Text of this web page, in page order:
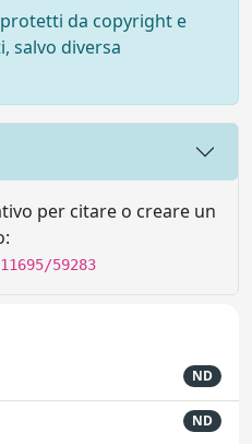
da copyright e
salvo diversa
per citare o creare un
59283
ND
ND